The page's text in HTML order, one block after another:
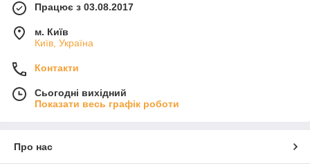
Працює з 03.08.2017
м. Київ
Київ, Україна
Контакти
Сьогодні вихідний
Показати весь графік роботи
Про нас